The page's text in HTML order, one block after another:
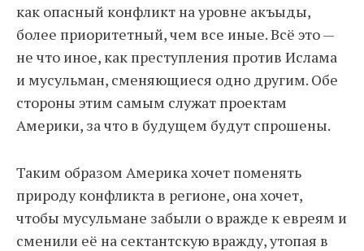
как опасный конфликт на уровне акъыды,
более приоритетный, чем все иные. Всё это —
не что иное, как преступления против Ислама
и мусульман, сменяющиеся одно другим. Обе
стороны этим самым служат проектам
Америки, за что в будущем будут спрошены.
Таким образом Америка хочет поменять
природу конфликта в регионе, она хочет,
чтобы мусульмане забыли о вражде к евреям и
сменили её на сектантскую вражду, утопая в